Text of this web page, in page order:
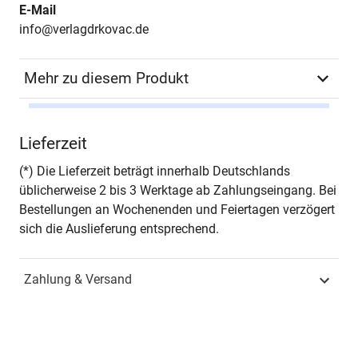
E-Mail
info@verlagdrkovac.de
Mehr zu diesem Produkt
Seiten 238
Jahr Hamburg 2010
Fachdisziplin
Lieferzeit
(*) Die Lieferzeit beträgt innerhalb Deutschlands
üblicherweise 2 bis 3 Werktage ab Zahlungseingang. Bei
Bestellungen an Wochenenden und Feiertagen verzögert
sich die Auslieferung entsprechend.
Zahlung & Versand